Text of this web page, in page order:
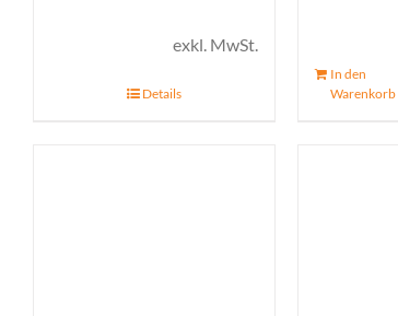
exkl. MwSt.
Details
In den
Warenkorb